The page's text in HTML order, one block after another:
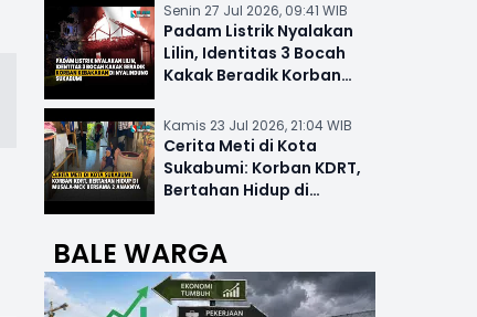
Senin 27 Jul 2026, 09:41 WIB
Padam Listrik Nyalakan
Lilin, Identitas 3 Bocah
Kakak Beradik Korban
Kamis 23 Jul 2026, 21:04 WIB
Cerita Meti di Kota
Sukabumi: Korban KDRT,
Bertahan Hidup di
BALE WARGA